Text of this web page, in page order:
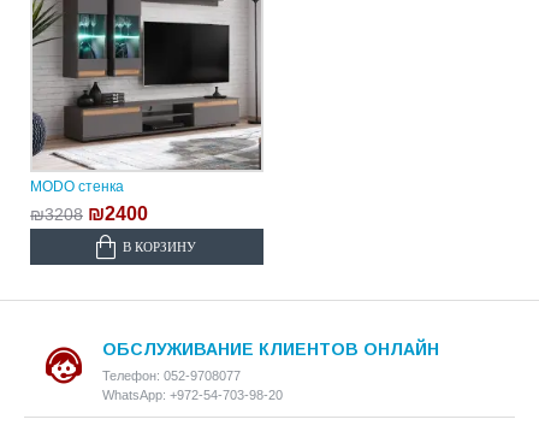
MODO стенка
₪3208 ₪2400
В КОРЗИНУ
ОБСЛУЖИВАНИЕ КЛИЕНТОВ ОНЛАЙН
Телефон: 052-9708077
WhatsApp: +972-54-703-98-20